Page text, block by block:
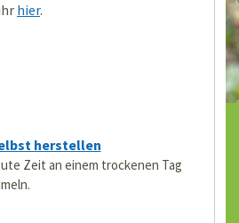
hier.
herstellen
Zeit an einem trockenen Tag